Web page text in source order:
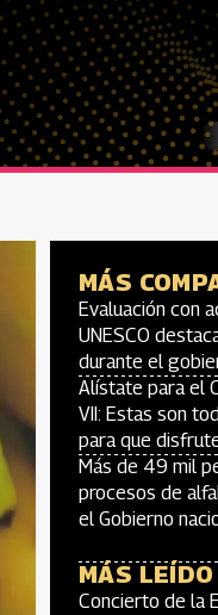
MÁS
Evaluación con
UNESCO
durante el
Alístate para el
VII: Estas son
para que
Más de 49 mil
procesos de
el Gobierno
MÁS LEÍDO
Concierto de la